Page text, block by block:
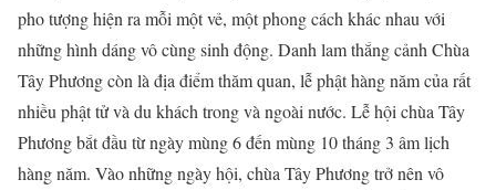
pho tượng hiện ra mỗi một vẻ, một phong cách khác nhau với
những hình dáng vô cùng sinh động. Danh lam thắng cảnh Chùa
Tây Phương còn là địa điểm thăm quan, lễ phật hàng năm của rất
nhiều phật tử và du khách trong và ngoài nước. Lễ hội chùa Tây
Phương bắt đầu từ ngày mùng 6 đến mùng 10 tháng 3 âm lịch
hàng năm. Vào những ngày hội, chùa Tây Phương trở nên vô